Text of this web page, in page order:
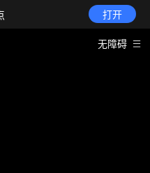
打开
无障碍